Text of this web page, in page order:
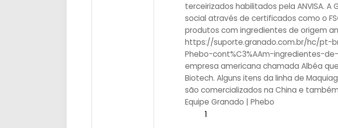
terceirizados habilitados pela ANVISA.
social através de certificados como o
produtos com ingredientes de origem
https://suporte.granado.com.br/hc/pt-
Phebo-cont%C3%AAm-ingredientes-
empresa americana chamada Albéa
Biotech. Alguns itens da linha de
são comercializados na China e
Equipe Granado | Phebo
1